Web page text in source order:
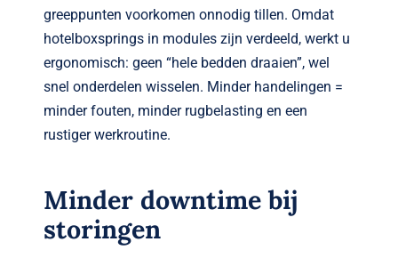
greeppunten voorkomen onnodig tillen. Omdat
hotelboxsprings in modules zijn verdeeld, werkt u
ergonomisch: geen “hele bedden draaien”, wel
snel onderdelen wisselen. Minder handelingen =
minder fouten, minder rugbelasting en een
rustiger werkroutine.
Minder downtime bij
storingen